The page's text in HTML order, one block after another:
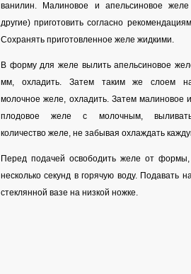
ванилин. Малиновое и апельсиновое
другие) приготовить согласно
Сохранять приготовленное желе жидкими.
В форму для желе вылить апельсиновое
мм, охладить. Затем таким же слоем
молочное желе, охладить. Затем малиновое
плодовое желе с молочным,
количество желе, не забывая охлаждать
Перед подачей освободить желе от
несколько секунд в горячую воду. Подавать
стеклянной вазе на низкой ножке.